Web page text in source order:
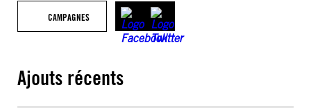
CAMPAGNES
Ajouts récents